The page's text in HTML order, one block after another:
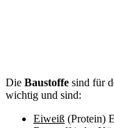
Die Baustoffe sind für
wichtig und sind:
Eiweiß (Protein)